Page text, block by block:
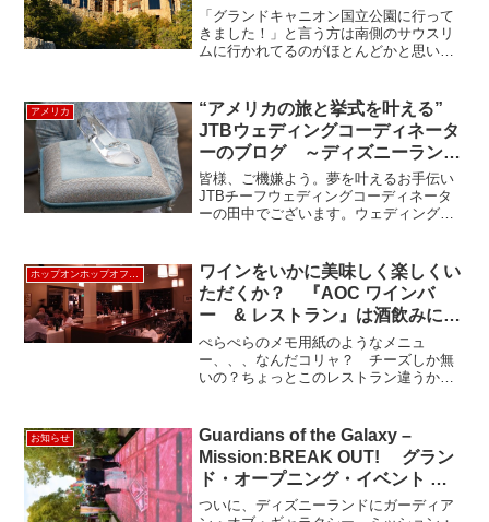
間。Grand Canyon Lodge North
Rim
「グランドキャニオン国立公園に行って
きました！」と言う方は南側のサウスリ
ムに行かれてるのがほとんどかと思いま
のも大変な程、大賑わい。そんな喧騒の
中でなく静かにグランドキ...
アメリカ
“アメリカの旅と挙式を叶える”
JTBウェディングコーディネータ
ーのブログ ～ディズニーランド
パーク・ディズニーフェアリーテ
ールウェディング～③
皆様、ご機嫌よう。夢を叶えるお手伝い
JTBチーフウェディングコーディネータ
ーの田中でございます。ウェディングプ
を申し上げると共に第3弾もお付き合い頂
ければ幸いです。...
ホップオンホップオフLA
ワインをいかに美味しく楽しくい
ただくか？ 『AOC ワインバ
ー & レストラン』は酒飲みには
たまらないレストラン AOC
Wine Bar Restaurant《ホップオ
ンホップオフ観光バス＝11番停留
ぺらぺらのメモ用紙のようなメニュ
ー、、、なんだコリャ？ チーズしか無
いの？ちょっとこのレストラン違うか
これは気合が入ってるな・・・・！チー
ズ専用の冷蔵庫どーんと置いてあ...
お知らせ
Guardians of the Galaxy –
Mission:BREAK OUT! グラン
ド・オープニング・イベント @
ディズニーランド MAY25 2017
ついに、ディズニーランドにガーディア